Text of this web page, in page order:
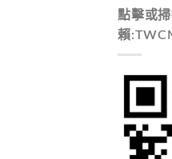
點擊或
賴